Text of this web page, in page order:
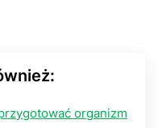
organizm